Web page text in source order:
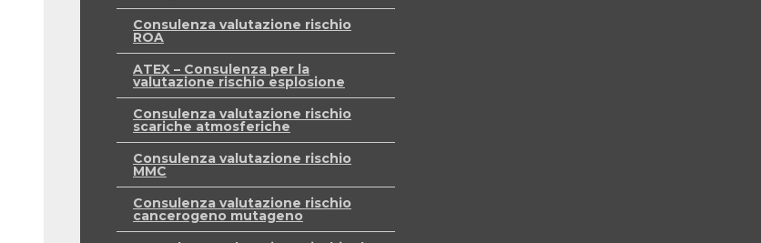
Consulenza valutazione rischio
ROA
ATEX – Consulenza per la
valutazione rischio esplosione
Consulenza valutazione rischio
scariche atmosferiche
Consulenza valutazione rischio
MMC
Consulenza valutazione rischio
cancerogeno mutageno